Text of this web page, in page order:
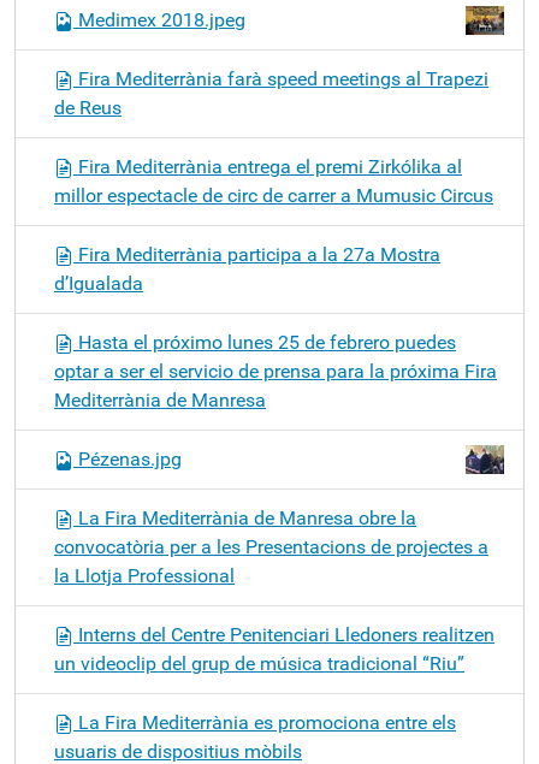
Medimex 2018.jpeg
Fira Mediterrània farà speed meetings al Trapezi
de Reus
Fira Mediterrània entrega el premi Zirkólika al
millor espectacle de circ de carrer a Mumusic Circus
Fira Mediterrània participa a la 27a Mostra
d’Igualada
Hasta el próximo lunes 25 de febrero puedes
optar a ser el servicio de prensa para la próxima Fira
Mediterrània de Manresa
Pézenas.jpg
La Fira Mediterrània de Manresa obre la
convocatòria per a les Presentacions de projectes a
la Llotja Professional
Interns del Centre Penitenciari Lledoners realitzen
un videoclip del grup de música tradicional “Riu”
La Fira Mediterrània es promociona entre els
usuaris de dispositius mòbils